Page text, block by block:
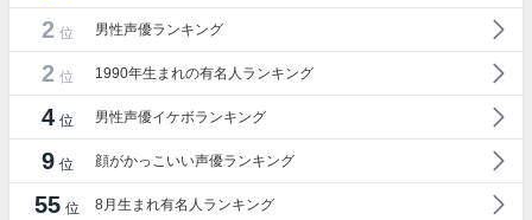
2 位 男性声優ランキング
2 位 1990年生まれの有名人ランキング
4 位 男性声優イケボランキング
9 位 顔がかっこいい声優ランキング
55 位 8月生まれ有名人ランキング